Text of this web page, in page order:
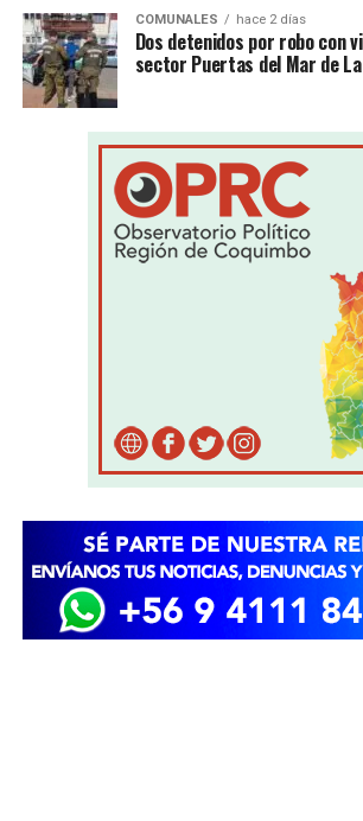
COMUNALES hace 2 días
Dos detenidos por robo con
sector Puertas del Mar de